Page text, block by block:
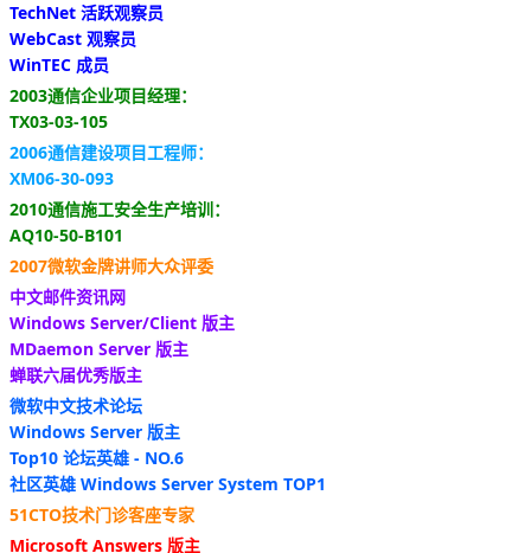
TechNet 活跃观察员
WebCast 观察员
WinTEC 成员
2003通信企业项目经理：
TX03-03-105
2006通信建设项目工程师：
XM06-30-093
2010通信施工安全生产培训：
AQ10-50-B101
2007微软金牌讲师大众评委
中文邮件资讯网
Windows Server/Client 版主
MDaemon Server 版主
蝉联六届优秀版主
微软中文技术论坛
Windows Server 版主
Top10 论坛英雄 - NO.6
社区英雄 Windows Server System TOP1
51CTO技术门诊客座专家
Microsoft Answers 版主